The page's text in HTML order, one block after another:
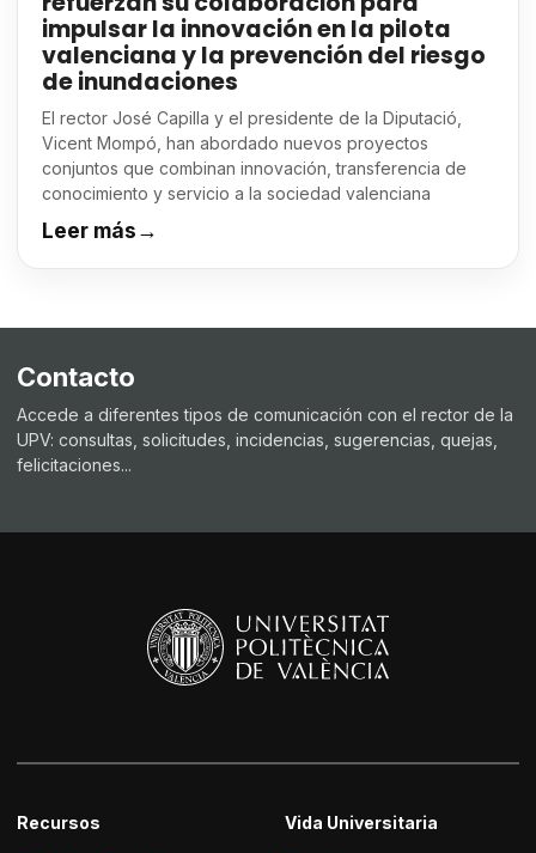
impulsar la innovación en la pilota
valenciana y la prevención del riesgo
de inundaciones
El rector José Capilla y el presidente de la Diputació,
Vicent Mompó, han abordado nuevos proyectos
conjuntos que combinan innovación, transferencia de
conocimiento y servicio a la sociedad valenciana
Leer más→
Contacto
Accede a diferentes tipos de comunicación con el rector de la
UPV: consultas, solicitudes, incidencias, sugerencias, quejas,
felicitaciones...
Recursos Vida Universitaria